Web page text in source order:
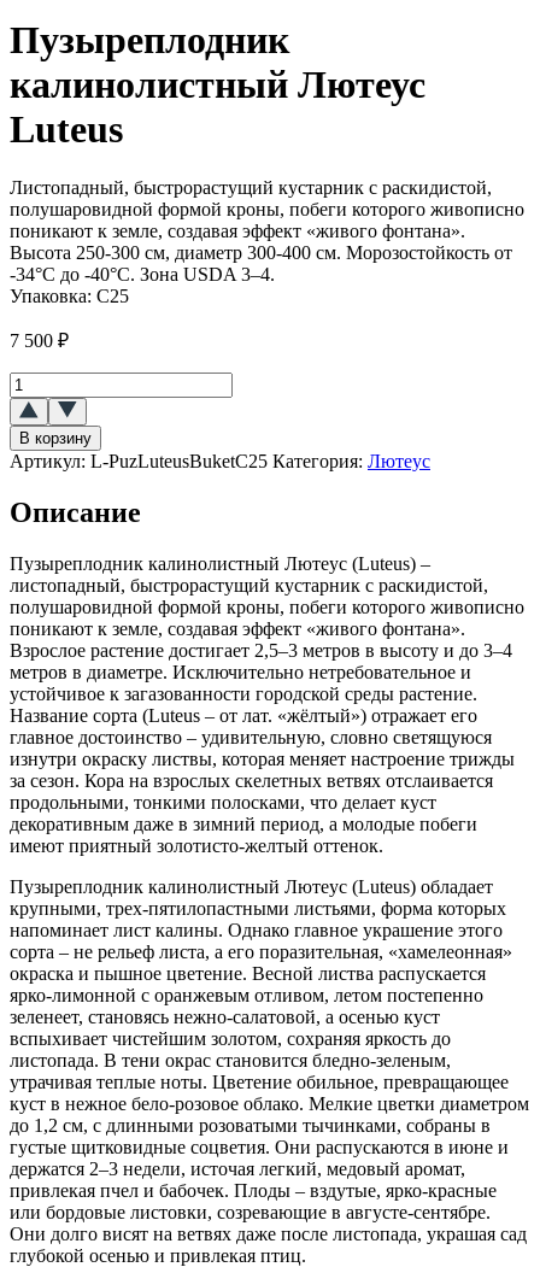
Пузыреплодник
калинолистный Лютеус
Luteus
Листопадный, быстрорастущий кустарник с раскидистой,
полушаровидной формой кроны, побеги которого живописно
поникают к земле, создавая эффект «живого фонтана».
Высота 250-300 см, диаметр 300-400 см. Морозостойкость от
-34°C до -40°C. Зона USDA 3–4.
Упаковка: С25
7 500 ₽
Количество
товара
Пузыреплодник
калинолистный
Лютеус
В корзину
Артикул: L-PuzLuteusBuketC25 Категория: Лютеус
Описание
Пузыреплодник калинолистный Лютеус (Luteus) –
листопадный, быстрорастущий кустарник с раскидистой,
полушаровидной формой кроны, побеги которого живописно
поникают к земле, создавая эффект «живого фонтана».
Взрослое растение достигает 2,5–3 метров в высоту и до 3–4
метров в диаметре. Исключительно нетребовательное и
устойчивое к загазованности городской среды растение.
Название сорта (Luteus – от лат. «жёлтый») отражает его
главное достоинство – удивительную, словно светящуюся
изнутри окраску листвы, которая меняет настроение трижды
за сезон. Кора на взрослых скелетных ветвях отслаивается
продольными, тонкими полосками, что делает куст
декоративным даже в зимний период, а молодые побеги
имеют приятный золотисто-желтый оттенок.
Пузыреплодник калинолистный Лютеус (Luteus) обладает
крупными, трех-пятилопастными листьями, форма которых
напоминает лист калины. Однако главное украшение этого
сорта – не рельеф листа, а его поразительная, «хамелеонная»
окраска и пышное цветение. Весной листва распускается
ярко-лимонной с оранжевым отливом, летом постепенно
зеленеет, становясь нежно-салатовой, а осенью куст
вспыхивает чистейшим золотом, сохраняя яркость до
листопада. В тени окрас становится бледно-зеленым,
утрачивая теплые ноты. Цветение обильное, превращающее
куст в нежное бело-розовое облако. Мелкие цветки диаметром
до 1,2 см, с длинными розоватыми тычинками, собраны в
густые щитковидные соцветия. Они распускаются в июне и
держатся 2–3 недели, источая легкий, медовый аромат,
привлекая пчел и бабочек. Плоды – вздутые, ярко-красные
или бордовые листовки, созревающие в августе-сентябре.
Они долго висят на ветвях даже после листопада, украшая сад
глубокой осенью и привлекая птиц.